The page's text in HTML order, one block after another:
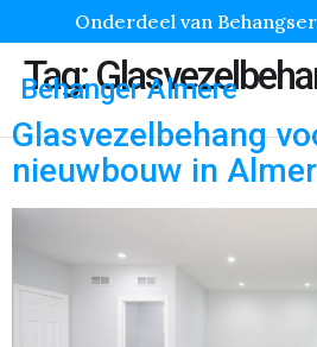
Onderdeel van
Behanger Almere
Tag:
Glasvezelbehang
nieuwbouw in